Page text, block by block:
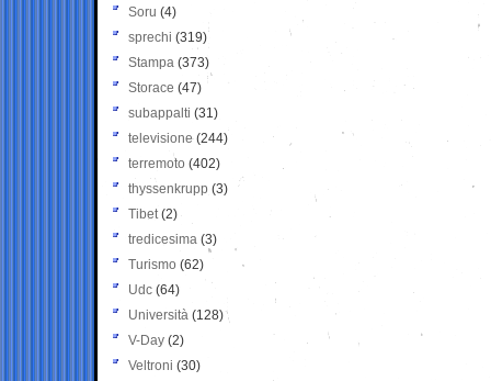
Soru (4)
sprechi (319)
Stampa (373)
Storace (47)
subappalti (31)
televisione(244)
terremoto (402)
thyssenkrupp (3)
Tibet(2)
tredicesima (3)
Turismo (62)
Udc (64)
Università (128)
V-Day (2)
Veltroni (30)